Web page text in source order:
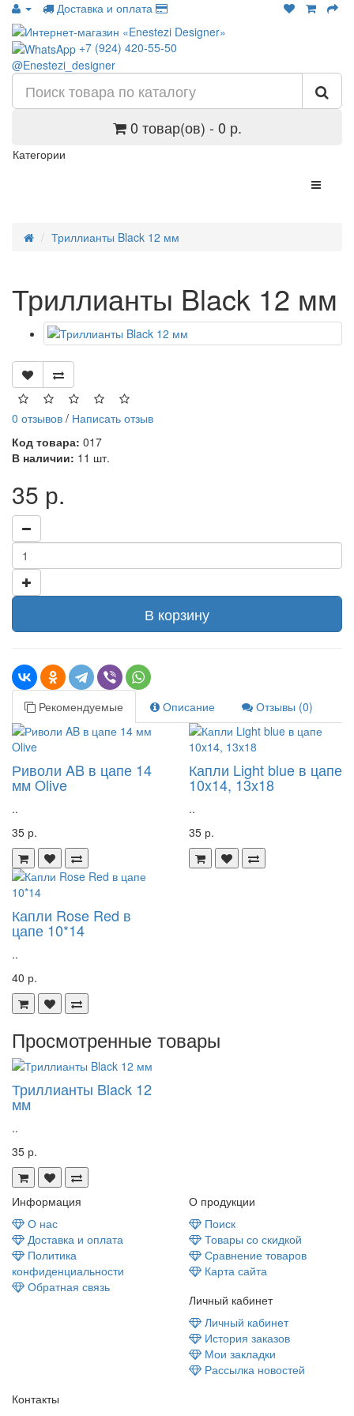
Доставка и оплата
+7 (924) 420-55-50
@Enestezi_designer
0 товар(ов) - 0 р.
Категории
Триллианты Black 12 мм
Триллианты Black 12 мм
0 отзывов / Написать отзыв
Код товара: 017
В наличии: 11 шт.
35 р.
В корзину
Рекомендуемые Описание Отзывы (0)
Риволи AB в цапе 14
мм Olive
..
35 р.
Капли Light blue в цапе
10x14, 13x18
..
35 р.
Капли Rose Red в
цапе 10*14
..
40 р.
Просмотренные товары
Триллианты Black 12
мм
..
35 р.
Информация
О нас
Доставка и оплата
Политика
конфиденциальности
Обратная связь
О продукции
Поиск
Товары со скидкой
Сравнение товаров
Карта сайта
Личный кабинет
Личный кабинет
История заказов
Мои закладки
Рассылка новостей
Контакты